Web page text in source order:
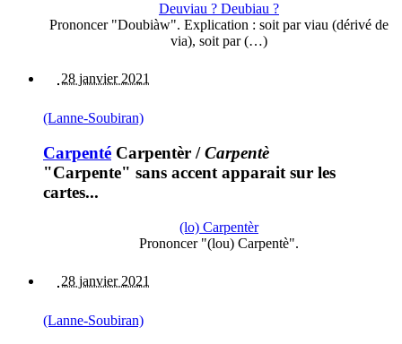
Deuviau ? Deubiau ?
Prononcer "Doubiàw". Explication : soit par viau (dérivé de
via), soit par (…)
28 janvier 2021
(Lanne-Soubiran)
Carpenté Carpentèr /Carpentè
"Carpente" sans accent apparait sur les
cartes...
(lo) Carpentèr
Prononcer "(lou) Carpentè".
28 janvier 2021
(Lanne-Soubiran)